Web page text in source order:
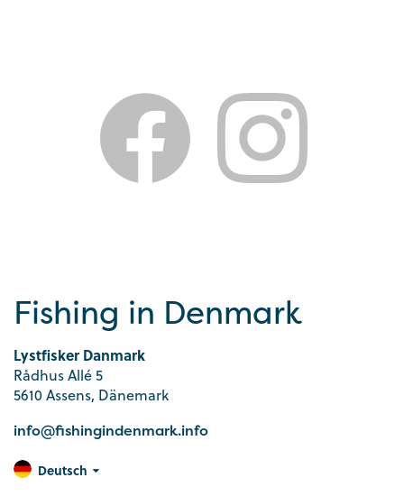
Fishing in Denmark
Lystfisker Danmark
Rådhus Allé 5
5610 Assens, Dänemark
info@fishingindenmark.info
Deutsch